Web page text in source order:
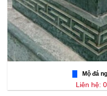
Mộ đá
Liên hệ: